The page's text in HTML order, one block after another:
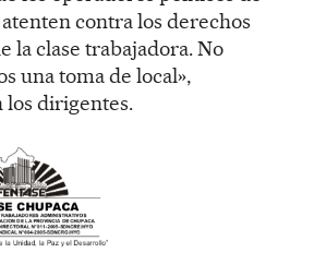
contra los derechos
la clase trabajadora. No
una toma de local»,
dirigentes.